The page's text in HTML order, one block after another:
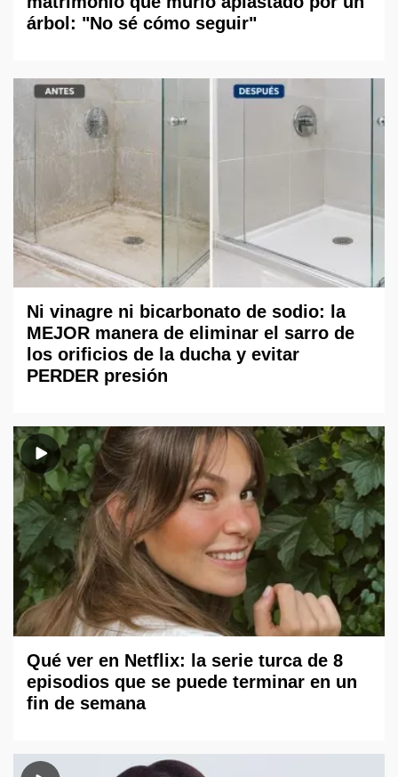
árbol: "No sé cómo seguir"
Ni vinagre ni bicarbonato de sodio: la
MEJOR manera de eliminar el sarro de
los orificios de la ducha y evitar
PERDER presión
Qué ver en Netflix: la serie turca de 8
episodios que se puede terminar en un
fin de semana